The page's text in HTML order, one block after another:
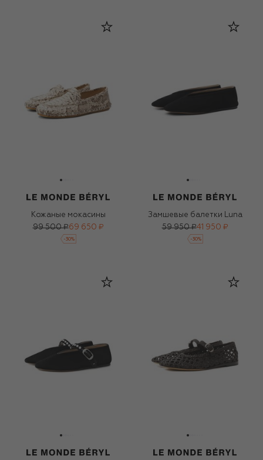
Кожаные мокасины
99 500 ₽69 650 ₽
-30%
Замшевые балетки Luna
59 950 ₽41 950 ₽
-30%